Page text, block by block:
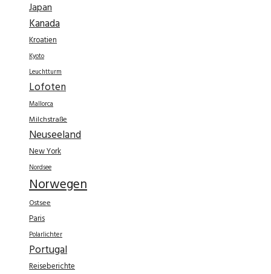
Japan
Kanada
Kroatien
Kyoto
Leuchtturm
Lofoten
Mallorca
Milchstraße
Neuseeland
New York
Nordsee
Norwegen
Ostsee
Paris
Polarlichter
Portugal
Reiseberichte